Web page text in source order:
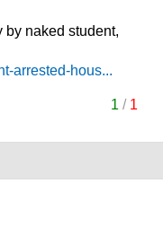
naked student,
arrested-hous...
1 / 1